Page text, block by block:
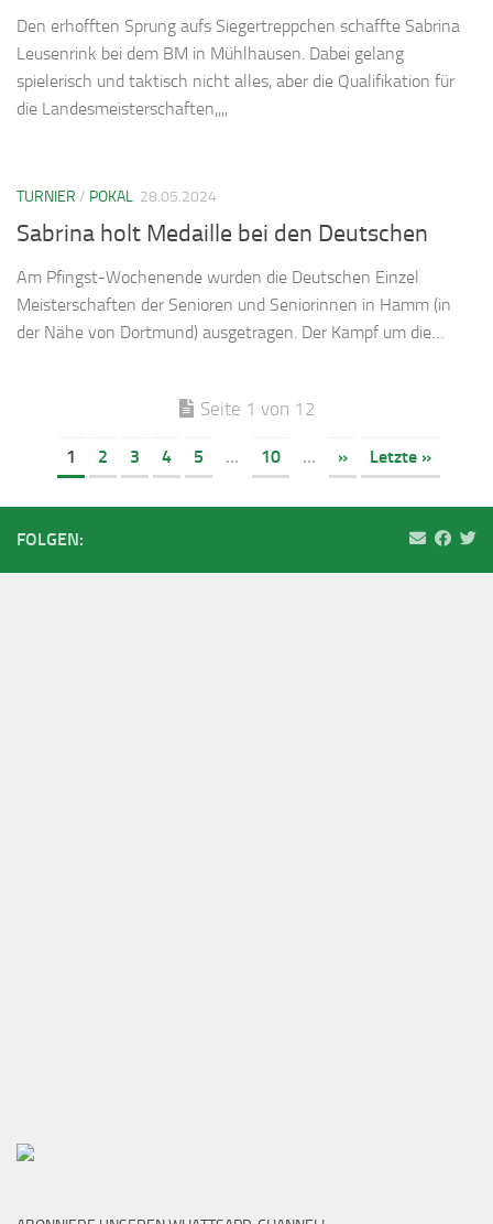
Den erhofften Sprung aufs Siegertreppchen schaffte Sabrina
Leusenrink bei dem BM in Mühlhausen. Dabei gelang
spielerisch und taktisch nicht alles, aber die Qualifikation für
die Landesmeisterschaften,,,,
TURNIER / POKAL 28.05.2024
Sabrina holt Medaille bei den Deutschen
Am Pfingst-Wochenende wurden die Deutschen Einzel
Meisterschaften der Senioren und Seniorinnen in Hamm (in
der Nähe von Dortmund) ausgetragen. Der Kampf um die…
Seite 1 von 12
1 2 3 4 5 ... 10 ... » Letzte »
FOLGEN: